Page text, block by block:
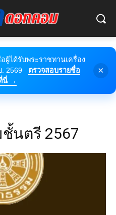
ผู้ได้รับพระราชทานเครื่อง
. 2569
ตรวจสอบรายชื่อ
นี่ →
×
นตรี 2567